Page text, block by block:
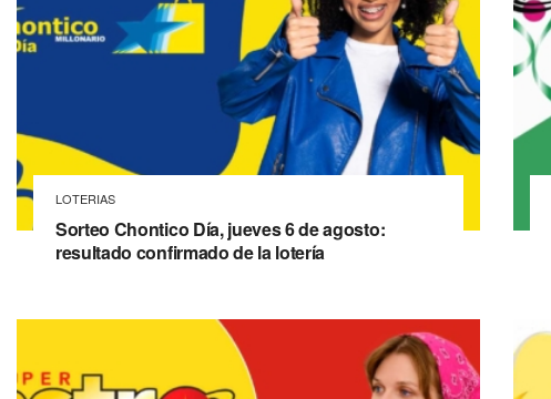
LOTERIAS
Sorteo Chontico Día, jueves 6 de agosto:
resultado confirmado de la lotería